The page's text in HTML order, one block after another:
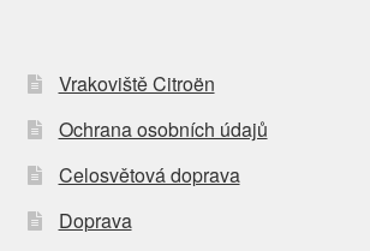
Vrakoviště Citroën
Ochrana osobních údajů
Celosvětová doprava
Doprava